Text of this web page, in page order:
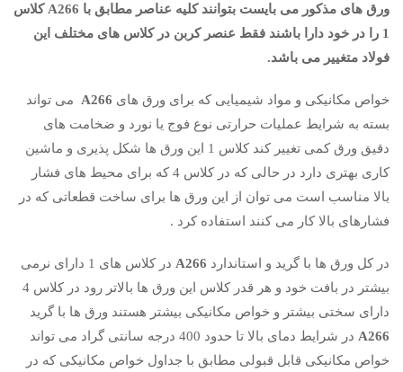
ورق های مذکور می بایست بتوانند کلیه عناصر مطابق با A266 کلاس
1 را در خود دارا باشند فقط عنصر کربن در کلاس های مختلف این
فولاد متغییر می باشد.
خواص مکانیکی و مواد شیمیایی که برای ورق های A266 می تواند
بسته به شرایط عملیات حرارتی نوع فوج یا نورد و ضخامت های
دقیق ورق کمی تغییر کند کلاس 1 این ورق ها شکل پذیری و ماشین
کاری بهتری دارد در حالی که در کلاس 4 که برای محیط های فشار
بالا مناسب است می توان از این ورق ها برای ساخت قطعاتی که در
فشارهای بالا کار می کنند استفاده کرد .
در کل ورق ها با گرید و استاندارد A266
در کلاس های 1 دارای نرمی
بیشتر در بافت خود و هر قدر کلاس این ورق ها بالاتر رود در کلاس 4
دارای سختی بیشتر و خواص مکانیکی بیشتر هستند ورق ها با گرید
A266
در شرایط دمای بالا تا حدود 400 درجه سانتی گراد می تواند
خواص مکانیکی قابل قبولی مطابق با جداول خواص مکانیکی که در